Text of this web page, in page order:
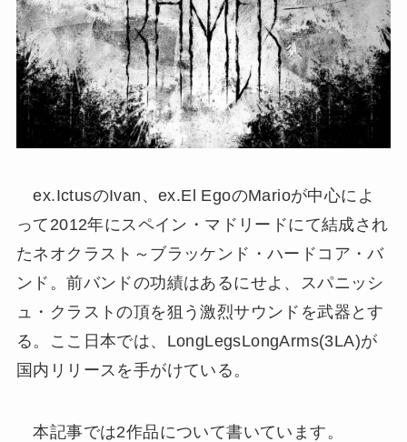
ex.IctusのIvan、ex.El EgoのMarioが中心によ
って2012年にスペイン・マドリードにて結成され
たネオクラスト～ブラッケンド・ハードコア・バ
ンド。前バンドの功績はあるにせよ、スパニッシ
ュ・クラストの頂を狙う激烈サウンドを武器とす
る。ここ日本では、LongLegsLongArms(3LA)が
国内リリースを手がけている。
本記事では2作品について書いています。